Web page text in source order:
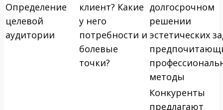
Определение
целевой
аудитории
клиент? Какие
у него
потребности и
болевые
точки?
долгосрочном
решении
эстетических
методы
Конкуренты
предлагают